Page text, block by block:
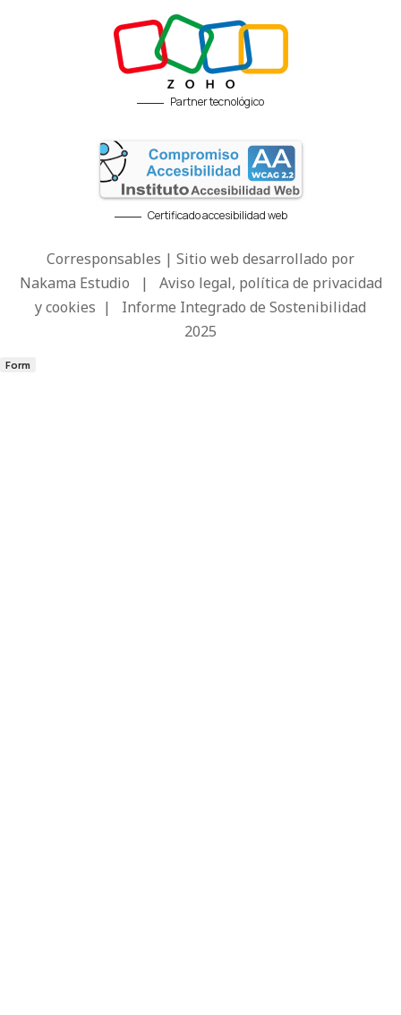
Partner tecnológico
Certificado accesibilidad web
Corresponsables | Sitio web desarrollado por
Nakama Estudio | Aviso legal, política de privacidad
y cookies | Informe Integrado de Sostenibilidad
2025
Form